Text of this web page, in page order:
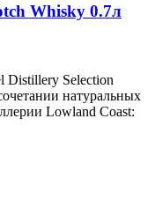
Whisky 0.7л
Distillery Selection
натуральных
Lowland Coast: